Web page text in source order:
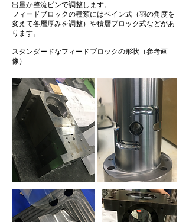
出量か整流ピンで調整します。
フィードブロックの種類にはベイン式（羽の角度を
変えて各層厚みを調整）や積層ブロック式などがあ
ります。
スタンダードなフィードブロックの形状（参考画
像）